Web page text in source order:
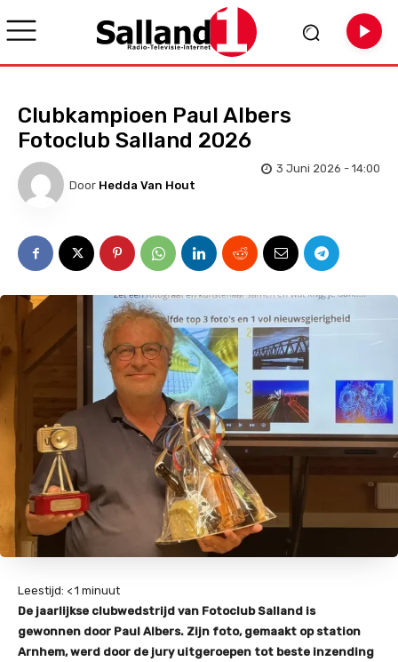
Clubkampioen Paul Albers
Fotoclub Salland 2026
Door Hedda Van Hout
3 Juni 2026 - 14:00
Leestijd: < 1 minuut
De jaarlijkse clubwedstrijd van Fotoclub Salland is
gewonnen door Paul Albers. Zijn foto, gemaakt op station
Arnhem, werd door de jury uitgeroepen tot beste inzending